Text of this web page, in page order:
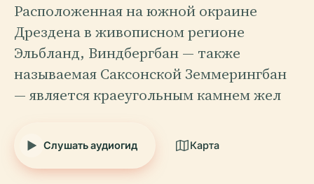
Расположенная на южной окраине
Дрездена в живописном регионе
Эльбланд, Виндбергбан — также
называемая Саксонской Земмерингбан
— является краеугольным камнем жел
Слушать аудиогид Карта